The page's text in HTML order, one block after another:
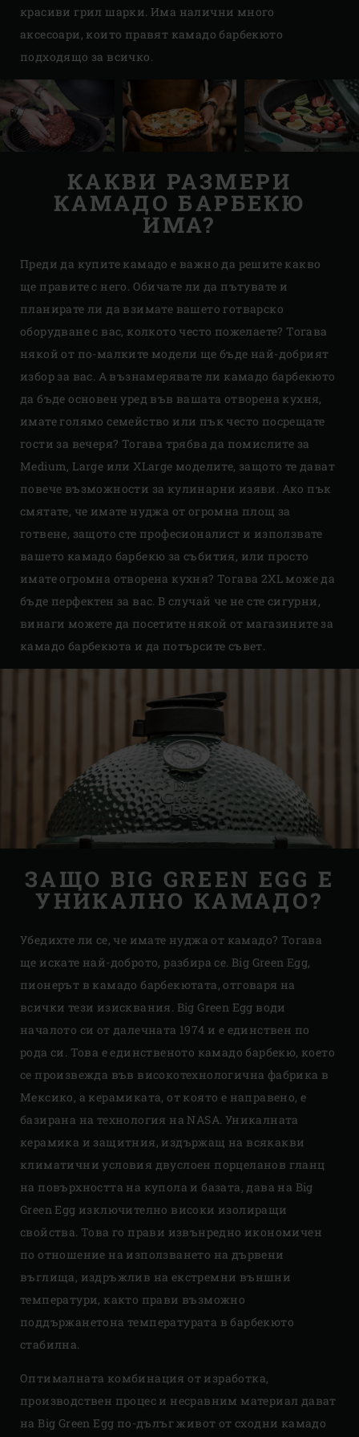
красиви грил шарки. Има налични много
аксесоари, които правят камадо барбекюто
подходящо за всичко.
КАКВИ РАЗМЕРИ
КАМАДО БАРБЕКЮ
ИМА?
Преди да купите камадо е важно да решите какво
ще правите с него. Обичате ли да пътувате и
планирате ли да взимате вашето готварско
оборудване с вас, колкото често пожелаете? Тогава
някой от по-малките модели ще бъде най-добрият
избор за вас. А възнамерявате ли камадо барбекюто
да бъде основен уред във вашата отворена кухня,
имате голямо семейство или пък често посрещате
гости за вечеря? Тогава трябва да помислите за
Medium, Large или XLarge моделите, защото те дават
повече възможности за кулинарни изяви. Ако пък
смятате, че имате нуджа от огромна площ за
готвене, защото сте професионалист и използвате
вашето камадо барбекю за събития, или просто
имате огромна отворена кухня? Тогава 2XL може да
бъде перфектен за вас. В случай че не сте сигурни,
винаги можете да посетите някой от магазините за
камадо барбекюта и да потърсите съвет.
ЗАЩО BIG GREEN EGG Е
УНИКАЛНО КАМАДО?
Убедихте ли се, че имате нуджа от камадо? Тогава
ще искате най-доброто, разбира се. Big Green Egg,
пионерът в камадо барбекютата, отговаря на
всички тези изисквания. Big Green Egg води
началото си от далечната 1974 и е единствен по
рода си. Това е единственото камадо барбекю, което
се произвежда във високотехнологична фабрика в
Мексикo, a керамиката, от която е направено, е
базирана на технология на NASA. Уникалната
керамика и защитния, издържащ на всякакви
климатични условия двуслоен порцеланов гланц
на повърхността на купола и базата, дава на Big
Green Egg изключително високи изолиращи
свойства. Това го прави извънредно икономичен
по отношение на използването на дървени
въглища, издръжлив на екстремни външни
температури, както прави възможно
поддържанетона температурата в барбекюто
стабилна.
Оптималната комбинация от изработка,
производствен процес и несравним материал дават
на Big Green Egg по-дълъг живот от сходни камадо